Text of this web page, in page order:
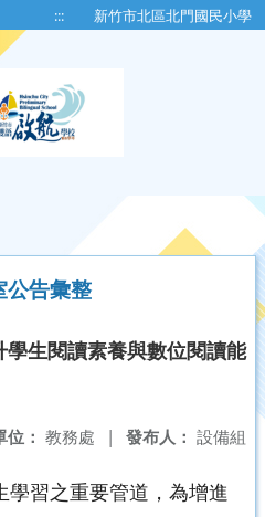
::: 新竹市北區北門國民小學
公告彙整
生閱讀素養與數位閱讀能
發布人： 設備組
： 教務處 |
習之重要管道，為增進